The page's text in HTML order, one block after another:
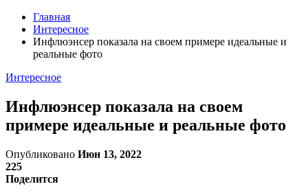
Главная
Интересное
Инфлюэнсер показала на своем примере идеальные и
реальные фото
Интересное
Инфлюэнсер показала на своем
примере идеальные и реальные фото
Опубликовано Июн 13, 2022
225
Поделится